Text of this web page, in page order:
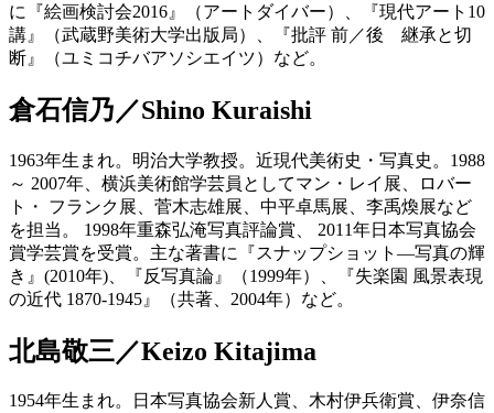
に『絵画検討会2016』（アートダイバー）、『現代アート10
講』（武蔵野美術大学出版局）、『批評 前／後 継承と切
断』（ユミコチバアソシエイツ）など。
倉石信乃／Shino Kuraishi
1963年生まれ。明治大学教授。近現代美術史・写真史。1988
～ 2007年、横浜美術館学芸員としてマン・レイ展、ロバー
ト・ フランク展、菅木志雄展、中平卓馬展、李禹煥展など
を担当。 1998年重森弘淹写真評論賞、 2011年日本写真協会
賞学芸賞を受賞。主な著書に『スナップショット―写真の輝
き』(2010年)、『反写真論』（1999年）、『失楽園 風景表現
の近代 1870-1945』（共著、2004年）など。
北島敬三／Keizo Kitajima
1954年生まれ。日本写真協会新人賞、木村伊兵衛賞、伊奈信